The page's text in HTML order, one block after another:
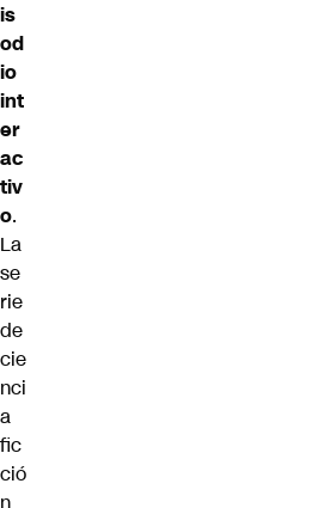
is
od
io
int
er
ac
tiv
o.
La
se
rie
de
cie
nci
a
fic
ció
n